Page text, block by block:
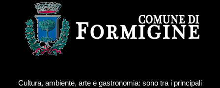
Cultura, ambiente, arte e gastronomia: sono tra i principali